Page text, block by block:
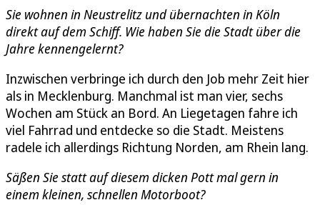
Sie wohnen in Neustrelitz und übernachten in Köln
direkt auf dem Schiff. Wie haben Sie die Stadt über die
Jahre kennengelernt?
Inzwischen verbringe ich durch den Job mehr Zeit hier
als in Mecklenburg. Manchmal ist man vier, sechs
Wochen am Stück an Bord. An Liegetagen fahre ich
viel Fahrrad und entdecke so die Stadt. Meistens
radele ich allerdings Richtung Norden, am Rhein lang.
Säßen Sie statt auf diesem dicken Pott mal gern in
einem kleinen, schnellen Motorboot?